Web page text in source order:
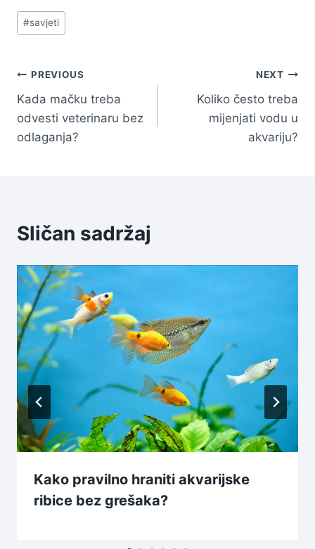
Post
Tags:
#savjeti
Navigacija
članaka
PREVIOUS
Kada mačku treba
odvesti veterinaru bez
odlaganja?
NEXT
Koliko često treba
mijenjati vodu u
akvariju?
Sličan sadržaj
Kako pravilno hraniti akvarijske
ribice bez grešaka?